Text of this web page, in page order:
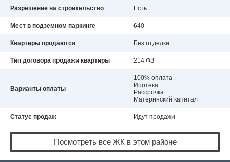
Разрешение на строительство Есть
Мест в подземном паркинге 640
Квартиры продаются Без отделки
Тип договора продажи квартиры 214 ФЗ
Варианты оплаты
100% оплата
Ипотека
Рассрочка
Материнский капитал
Статус продаж Идут продажи
Посмотреть все ЖК в этом районе